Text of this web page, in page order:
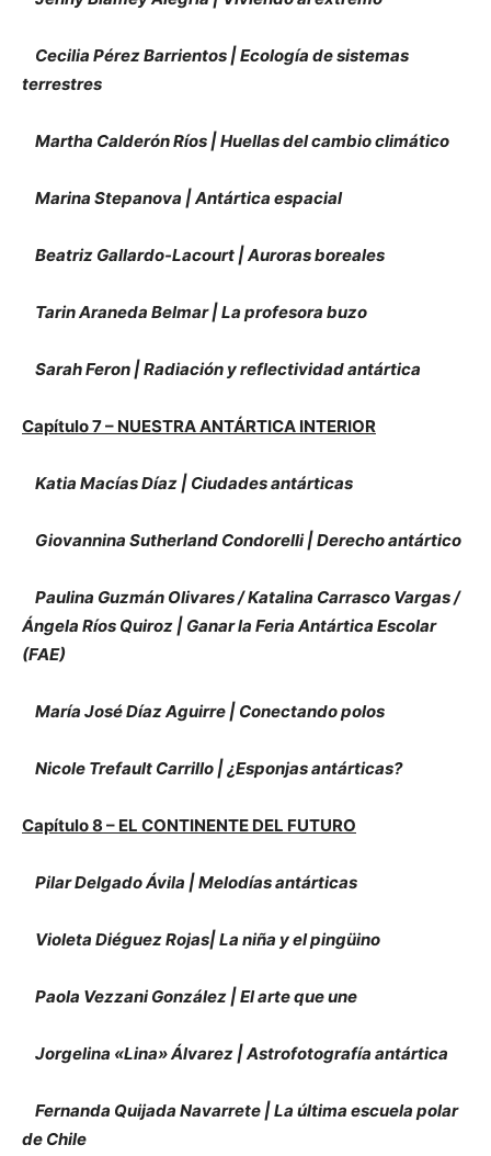
Cecilia Pérez Barrientos | Ecología de sistemas
terrestres
Martha Calderón Ríos | Huellas del cambio climático
Marina Stepanova | Antártica espacial
Beatriz Gallardo-Lacourt | Auroras boreales
Tarin Araneda Belmar | La profesora buzo
Sarah Feron | Radiación y reflectividad antártica
Capítulo 7 – NUESTRA ANTÁRTICA INTERIOR
Katia Macías Díaz | Ciudades antárticas
Giovannina Sutherland Condorelli | Derecho antártico
Paulina Guzmán Olivares / Katalina Carrasco Vargas /
Ángela Ríos Quiroz | Ganar la Feria Antártica Escolar
(FAE)
María José Díaz Aguirre | Conectando polos
Nicole Trefault Carrillo | ¿Esponjas antárticas?
Capítulo 8 – EL CONTINENTE DEL FUTURO
Pilar Delgado Ávila | Melodías antárticas
Violeta Diéguez Rojas| La niña y el pingüino
Paola Vezzani González | El arte que une
Jorgelina «Lina» Álvarez | Astrofotografía antártica
Fernanda Quijada Navarrete | La última escuela polar
de Chile